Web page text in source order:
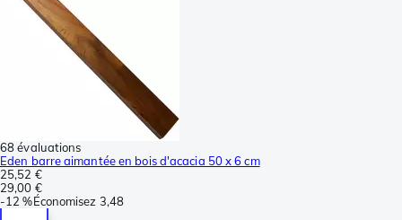
68 évaluations
Eden barre aimantée en bois d'acacia 50 x 6 cm
25,52 €
29,00 €
-12 %Économisez 3,48